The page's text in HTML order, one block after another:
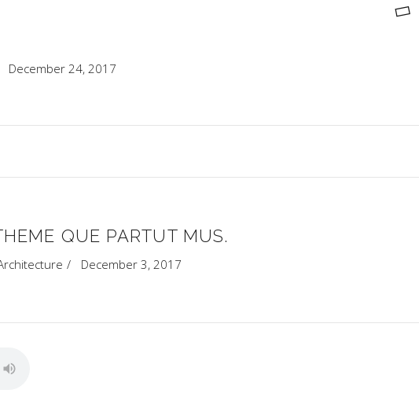
December 24, 2017
QUE PARTUT MUS.
December 3, 2017